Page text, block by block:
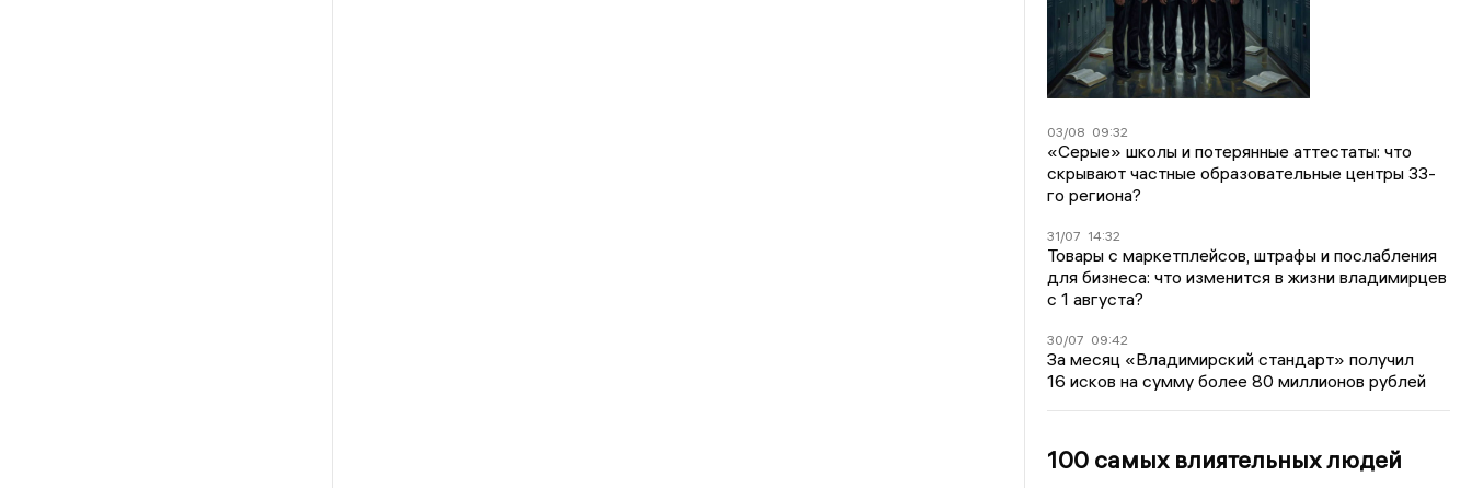
03/08 09:32
«Серые» школы и потерянные аттестаты: что
скрывают частные образовательные центры 33-
го региона?
31/07 14:32
Товары с маркетплейсов, штрафы и послабления
для бизнеса: что изменится в жизни владимирцев
с 1 августа?
30/07 09:42
За месяц «Владимирский стандарт» получил
16 исков на сумму более 80 миллионов рублей
100 самых влиятельных людей